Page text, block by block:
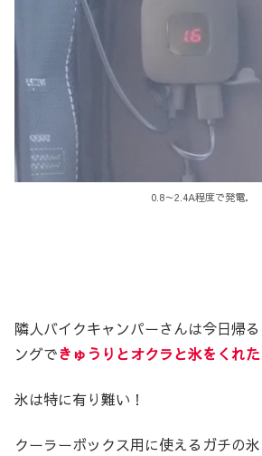
0.8～2.4A程度で発電．
隣人バイクキャンパーさんは今日帰
ングできゅうりとオクラと氷をくれた
氷は特に有り難い！
クーラーボックス用に使えるガチの